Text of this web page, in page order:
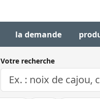
la demande
Votre recherche